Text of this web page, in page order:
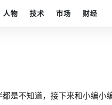
人物 技术 市场 财经
是不知道，接下来和小编小